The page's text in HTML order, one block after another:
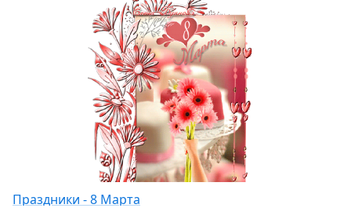
Праздники - 8 Марта